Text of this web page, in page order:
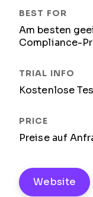
Am besten
Compliance-
Kostenlose
Preise auf
Website